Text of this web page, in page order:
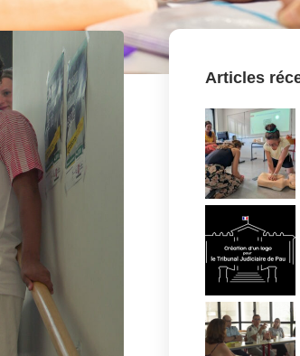
Articles